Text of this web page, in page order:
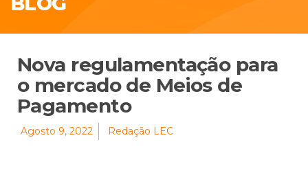
Nova regulamentação para
o mercado de Meios de
Pagamento
Agosto 9, 2022 Redação LEC